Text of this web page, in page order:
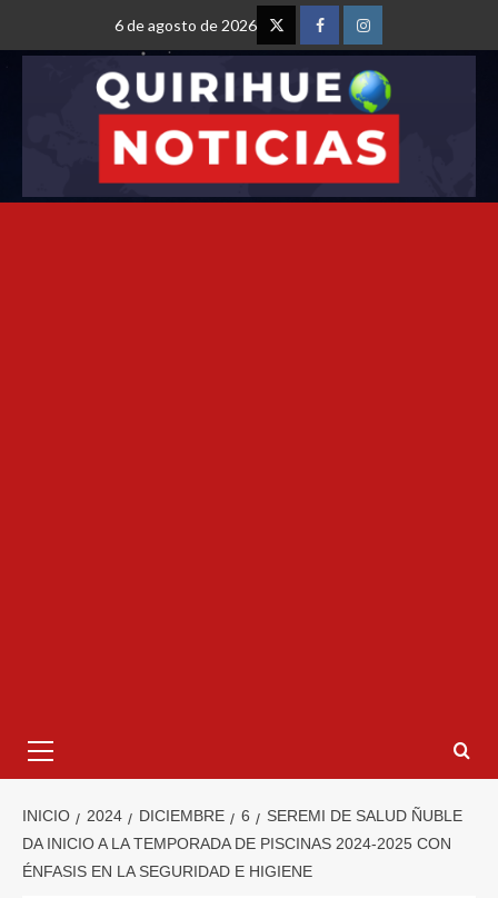
6 de agosto de 2026
INICIO 2024 DICIEMBRE 6
SEREMI DE SALUD ÑUBLE
DA INICIO A LA TEMPORADA DE PISCINAS 2024-2025 CON
ÉNFASIS EN LA SEGURIDAD E HIGIENE